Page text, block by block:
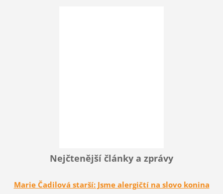
Nejčtenější články a zprávy
Marie Čadilová starší: Jsme alergičtí na slovo konina